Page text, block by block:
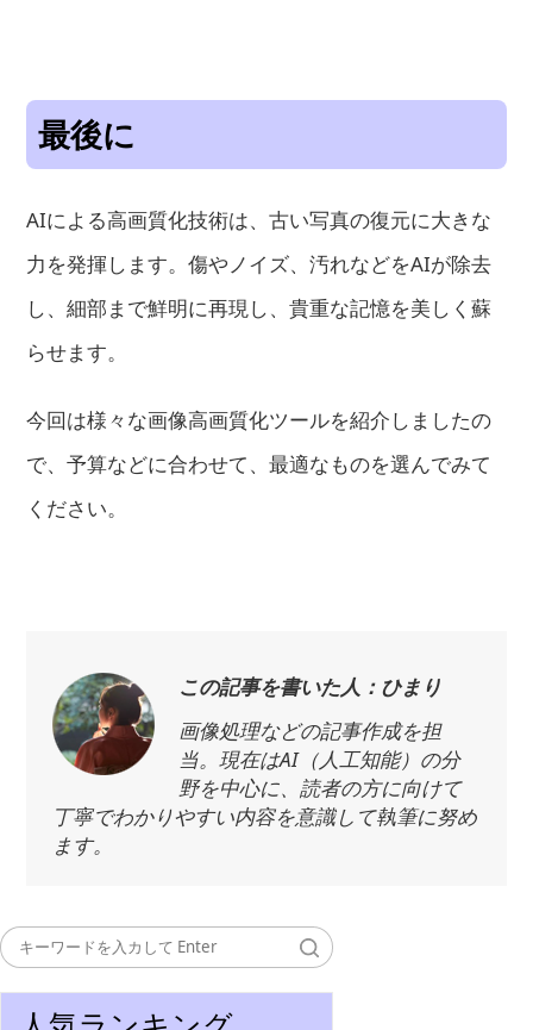
最後に
AIによる高画質化技術は、古い写真の復元に大きな
力を発揮します。傷やノイズ、汚れなどをAIが除去
し、細部まで鮮明に再現し、貴重な記憶を美しく蘇
らせます。
今回は様々な画像高画質化ツールを紹介しましたの
で、予算などに合わせて、最適なものを選んでみて
ください。
この記事を書いた人：ひまり
画像処理などの記事作成を担
当。現在はAI（人工知能）の分
野を中心に、読者の方に向けて
丁寧でわかりやすい内容を意識して執筆に努め
ます。